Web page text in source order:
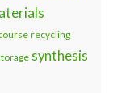
recycling
synthesis